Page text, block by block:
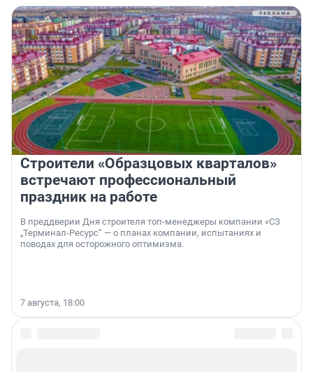
Строители «Образцовых кварталов»
встречают профессиональный
праздник на работе
В преддверии Дня строителя топ-менеджеры компании «СЗ
„Терминал-Ресурс“ — о планах компании, испытаниях и
поводах для осторожного оптимизма.
7 августа, 18:00